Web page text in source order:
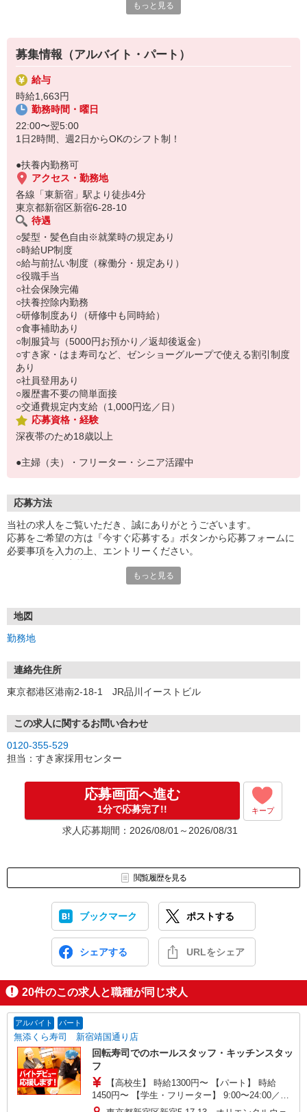
なか卯、かつ庵、ココス、ジョリーパスタ、ビッグボーイ、華屋
ョーグループ！
その中のひとつ『すき家』でお仕事しませんか？
あなたの笑顔で！
すばやく提供！
他にも、食材の調整や金銭管理、新しく入社したクルーの研修など
様々なお仕事があります。
セルフオーダー、セルフ会計で、現金の受け渡しはほとんどありま
せん。※一部店舗を除く
取り間違いもなく安心でスムーズ♪
マニュアルも用意していますので飲食店が初めての方でも大丈夫！
もちろん先輩クルーがしっかり教えてくれるので安心してくださ
い。
もっと見る
募集情報（アルバイト・パート）
給与
時給1,663円
勤務時間・曜日
22:00〜翌5:00
1日2時間、週2日からOKのシフト制！
●扶養内勤務可
アクセス・勤務地
各線「東新宿」駅より徒歩4分
東京都新宿区新宿6-28-10
待遇
○髪型・髪色自由※就業時の規定あり
○時給UP制度
○給与前払い制度（稼働分・規定あり）
○役職手当
○社会保険完備
○扶養控除内勤務
○研修制度あり（研修中も同時給）
○食事補助あり
○制服貸与（5000円お預かり／返却後返金）
○すき家・はま寿司など、ゼンショーグループで使える割引制度
あり
○社員登用あり
○履歴書不要の簡単面接
○交通費規定内支給（1,000円迄／日）
応募資格・経験
深夜帯のため18歳以上
●主婦（夫）・フリーター・シニア活躍中
応募方法
当社の求人をご覧いただき、誠にありがとうございます。
応募をご希望の方は『今すぐ応募する』ボタンから応募フォームに
必要事項を入力の上、エントリーください。
号」など
もっと見る
地図
勤務地
連絡先住所
東京都港区港南2-18-1 JR品川イーストビル
この求人に関するお問い合わせ
0120-355-529
担当：すき家採用センター
応募画面へ進む
1分で応募完了!! キープ
求人応募期間：2026/08/01～2026/08/31
閲覧履歴を見る
ブックマーク ポストする
シェアする URLをシェア
20件のこの求人と職種が同じ求人
アルバイト パート
無添くら寿司 新宿靖国通り店
回転寿司でのホールスタッフ・キッチンスタッ
フ
【高校生】 時給1300円〜 【パート】 時給
1450円〜 【学生・フリーター】 9:00〜24:00／時
給1450円〜 ※閉店作業含む、作業により終了時間